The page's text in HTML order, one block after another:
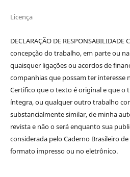
Licença
DECLARAÇÃO DE
concepção do trabalho, em parte ou
quaisquer ligações ou acordos de
companhias que possam ter interesse
Certifico que o texto é original e que o
íntegra, ou qualquer outro trabalho
substancialmente similar, de minha
revista e não o será enquanto sua
considerada pelo Caderno Brasileiro
formato impresso ou no eletrônico.